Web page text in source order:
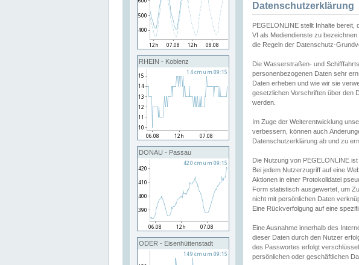
RHEIN - Koblenz
DONAU - Passau
ODER - Eisenhüttenstadt
Datenschutzerklärung
PEGELONLINE stellt Inhalte
VI als Mediendienste zu
die Regeln der Datenschutz-
Die Wasserstraßen- und
personenbezogenen Daten sehr
Daten erheben und wie wir sie
gesetzlichen Vorschriften über den
werden.
Im Zuge der Weiterentwicklung
verbessern, können auch
Datenschutzerklärung ab und zu
Die Nutzung von PEGELONLINE
Bei jedem Nutzerzugriff auf eine
Aktionen in einer Protokolldatei
Form statistisch ausgewertet, um
nicht mit persönlichen Daten
Eine Rückverfolgung auf eine
Eine Ausnahme innerhalb des
dieser Daten durch den Nutzer
des Passwortes erfolgt
persönlichen oder geschäftlichen